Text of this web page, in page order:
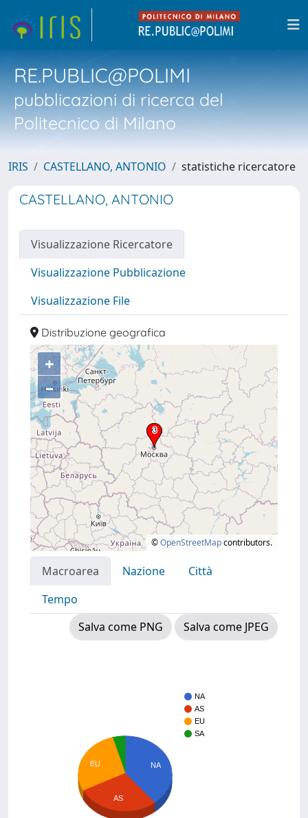
RE.PUBLIC@POLIMI
pubblicazioni di ricerca del
Politecnico di Milano
IRIS CASTELLANO, ANTONIO statistiche ricercatore
CASTELLANO, ANTONIO
Visualizzazione Ricercatore
Visualizzazione Pubblicazione
Visualizzazione File
Distribuzione geografica
+
–
©OpenStreetMapcontributors.
Macroarea Nazione
Città
Tempo
Salva come PNG
Salva come JPEG
NA
AS
EU
SA
NA
EU
AS